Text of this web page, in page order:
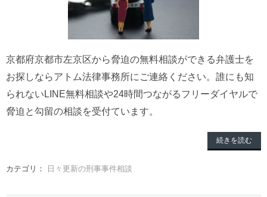
京都府京都市左京区から脅迫の無料相談ができる弁護士を
お探しならアトム法律事務所にご連絡ください。誰にも知
られないLINE無料相談や24時間つながるフリーダイヤルで
脅迫と勾留の相談を受付ています。
続きを読む
カテゴリ： 日々更新の刑事事件相談